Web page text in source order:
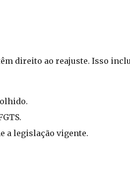
direito ao reajuste. Isso
a legislação vigente.